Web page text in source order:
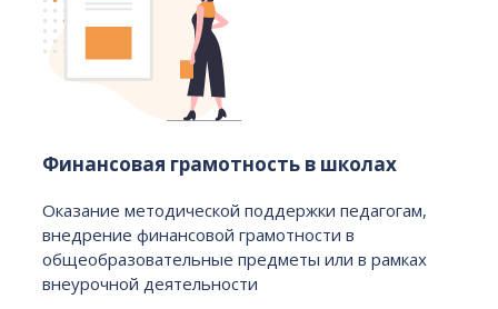
Финансовая грамотность в школах
Оказание методической поддержки педагогам,
внедрение финансовой грамотности в
общеобразовательные предметы или в рамках
внеурочной деятельности